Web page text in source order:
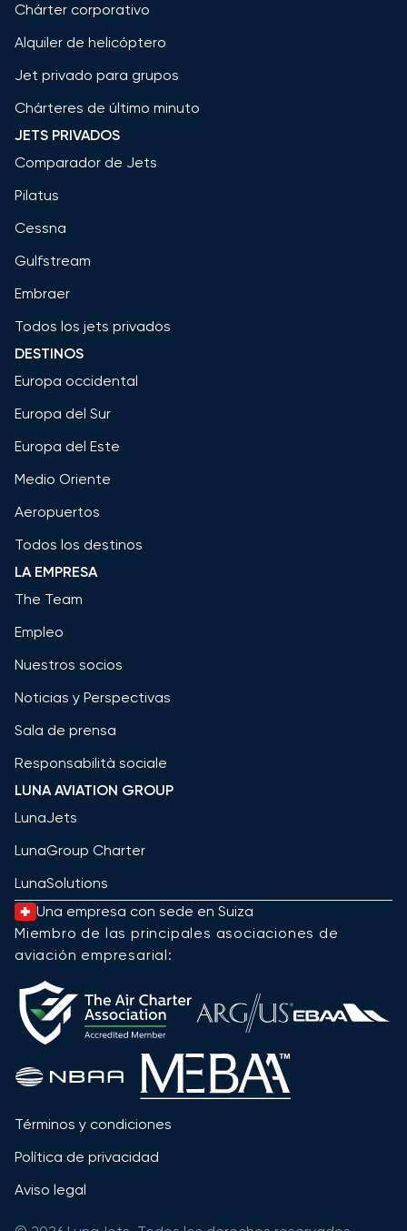
Chárter corporativo
Alquiler de helicóptero
Jet privado para grupos
Chárteres de último minuto
JETS PRIVADOS
Comparador de Jets
Pilatus
Cessna
Gulfstream
Embraer
Todos los jets privados
DESTINOS
Europa occidental
Europa del Sur
Europa del Este
Medio Oriente
Aeropuertos
Todos los destinos
LA EMPRESA
The Team
Empleo
Nuestros socios
Noticias y Perspectivas
Sala de prensa
Responsabilità sociale
LUNA AVIATION GROUP
LunaJets
LunaGroup Charter
LunaSolutions
Una empresa con sede en Suiza
Miembro de las principales asociaciones de
aviación empresarial:
Términos y condiciones
Política de privacidad
Aviso legal